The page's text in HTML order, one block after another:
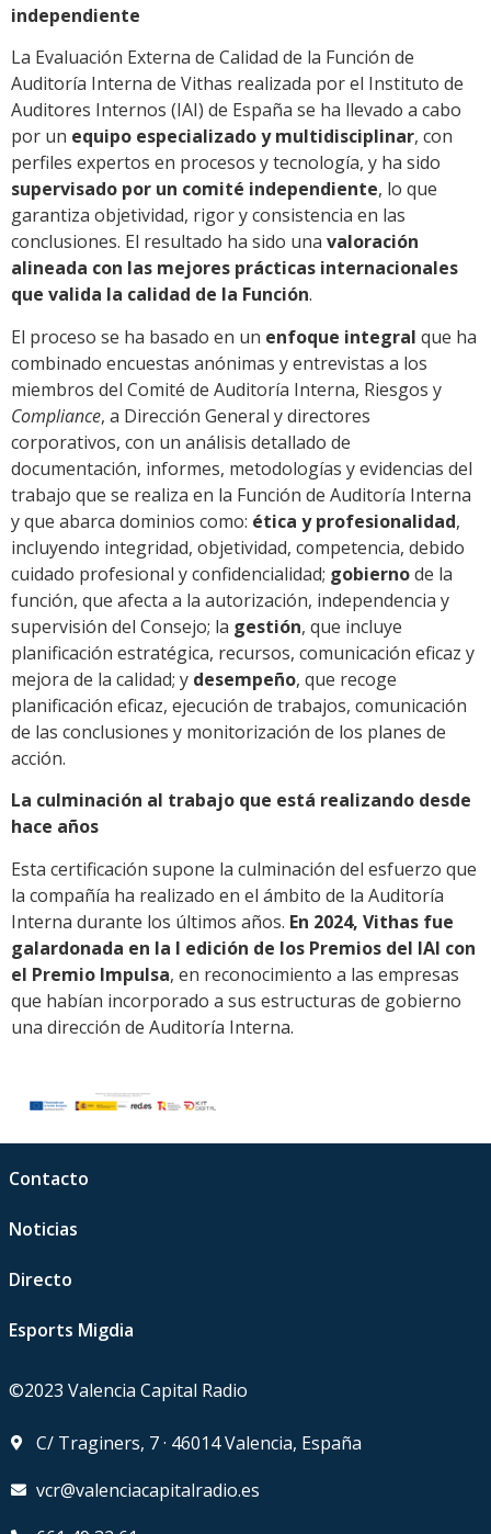
independiente
La Evaluación Externa de Calidad de la Función de
Auditoría Interna de Vithas realizada por el Instituto de
Auditores Internos (IAI) de España se ha llevado a cabo
por un equipo especializado y multidisciplinar, con
perfiles expertos en procesos y tecnología, y ha sido
supervisado por un comité independiente, lo que
garantiza objetividad, rigor y consistencia en las
conclusiones. El resultado ha sido una valoración
alineada con las mejores prácticas internacionales
que valida la calidad de la Función.
El proceso se ha basado en un enfoque integral que ha
combinado encuestas anónimas y entrevistas a los
miembros del Comité de Auditoría Interna, Riesgos y
Compliance, a Dirección General y directores
corporativos, con un análisis detallado de
documentación, informes, metodologías y evidencias del
trabajo que se realiza en la Función de Auditoría Interna
y que abarca dominios como: ética y profesionalidad,
incluyendo integridad, objetividad, competencia, debido
cuidado profesional y confidencialidad; gobiernode la
función, que afecta a la autorización, independencia y
supervisión del Consejo; la gestión, que incluye
planificación estratégica, recursos, comunicación eficaz y
mejora de la calidad; y desempeño, que recoge
planificación eficaz, ejecución de trabajos, comunicación
de las conclusiones y monitorización de los planes de
acción.
La culminación al trabajo que está realizando desde
hace años
Esta certificación supone la culminación del esfuerzo que
la compañía ha realizado en el ámbito de la Auditoría
Interna durante los últimos años. En 2024, Vithas fue
galardonada en la I edición de los Premios del IAI con
el Premio Impulsa, en reconocimiento a las empresas
que habían incorporado a sus estructuras de gobierno
una dirección de Auditoría Interna.
Contacto
Noticias
Directo
Esports Migdia
©2023 Valencia Capital Radio
C/ Traginers, 7 · 46014 Valencia, España
vcr@valenciacapitalradio.es